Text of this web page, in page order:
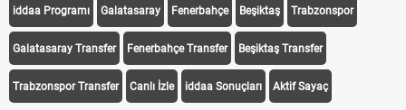
iddaa Programı Galatasaray Fenerbahçe Beşiktaş Trabzonspor
Galatasaray Transfer Fenerbahçe Transfer Beşiktaş Transfer
Trabzonspor Transfer Canlı İzle iddaa Sonuçları Aktif Sayaç